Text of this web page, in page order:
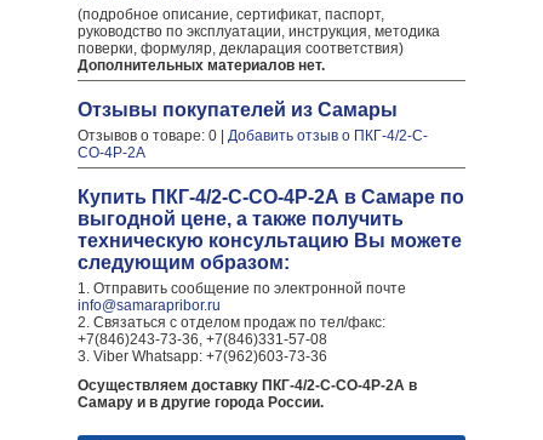
(подробное описание, сертификат, паспорт,
руководство по эксплуатации, инструкция, методика
поверки, формуляр, декларация соответствия)
Дополнительных материалов нет.
Отзывы покупателей из Самары
Отзывов о товаре: 0 | Добавить отзыв о ПКГ-4/2-C-
СО-4Р-2А
Купить ПКГ-4/2-C-СО-4Р-2А в Самаре по
выгодной цене, а также получить
техническую консультацию Вы можете
следующим образом:
1. Отправить сообщение по электронной почте
info@samarapribor.ru
2. Связаться с отделом продаж по тел/факс:
+7(846)243-73-36, +7(846)331-57-08
3. Viber Whatsapp: +7(962)603-73-36
Осуществляем доставку ПКГ-4/2-C-СО-4Р-2А в
Самару и в другие города России.